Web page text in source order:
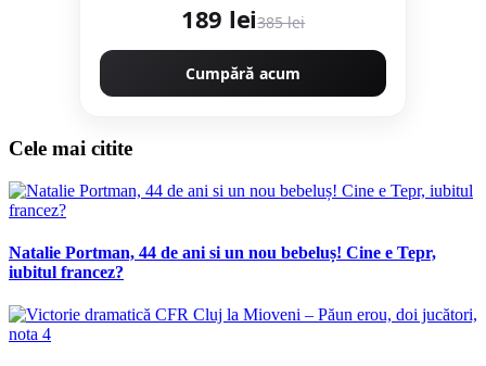
Valiza, profesional Motoyama
Japan CMP1728
189 lei385 lei
Cumpără acum
Cele mai citite
Natalie Portman, 44 de ani si un nou bebeluș! Cine e Tepr,
iubitul francez?